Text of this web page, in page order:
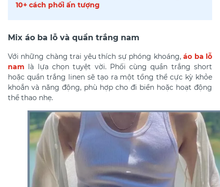
10+ cách phối ấn tượng
Mix áo ba lỗ và quần trắng nam
Với những chàng trai yêu thích sự phóng khoáng,áo ba lỗ
nam là lựa chọn tuyệt vời. Phối cùng quần trắng short
hoặc quần trắng linen sẽ tạo ra một tổng thể cực kỳ khỏe
khoắn và năng động, phù hợp cho đi biển hoặc hoạt động
thể thao nhẹ.